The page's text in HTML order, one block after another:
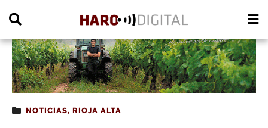
NOTICIAS, RIOJA ALTA